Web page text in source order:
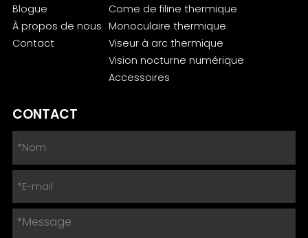
Blogue
À propos de nous
Contact
Come de filine thermique
Monoculaire thermique
Viseur à arc thermique
Vision nocturne numérique
Accessoires
CONTACT